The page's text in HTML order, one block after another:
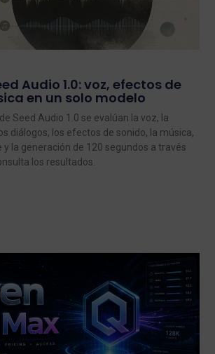
Audio 1.0: voz, efectos de
en un solo modelo
Seed Audio 1.0 se evalúan la voz, la
diálogos, los efectos de sonido, la música,
y la generación de 120 segundos a través
los resultados.